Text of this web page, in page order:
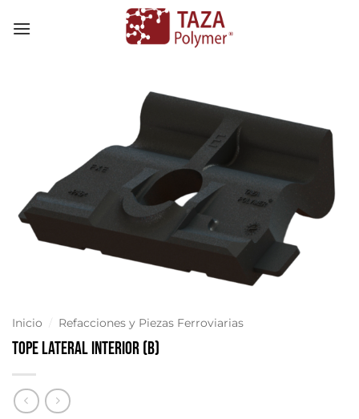
Inicio Refacciones y Piezas Ferroviarias
Tope Lateral Interior (B)